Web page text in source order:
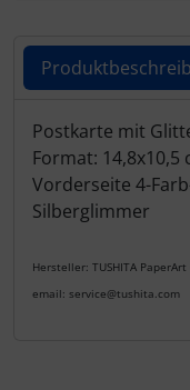
Postkarte mit
Format: 14,8x10,5
Vorderseite 4-
Silberglimmer
Hersteller: TUSHITA
email: service@tushita.com